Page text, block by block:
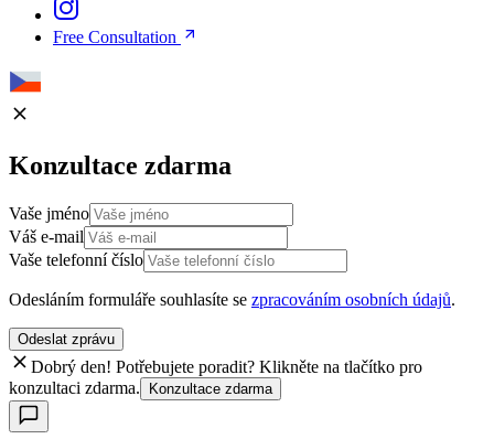
Free Consultation
Konzultace zdarma
Vaše jméno
Váš e-mail
Vaše telefonní číslo
Odesláním formuláře souhlasíte se zpracováním osobních údajů.
Odeslat zprávu
Dobrý den! Potřebujete poradit? Klikněte na tlačítko pro
konzultaci zdarma.
Konzultace zdarma